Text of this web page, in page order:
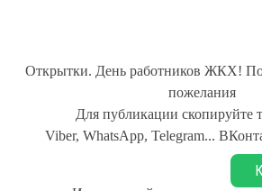
Открытки. День работников ЖКХ!
пожелания
Для публикации скопируйте
Viber, WhatsApp, Telegram...